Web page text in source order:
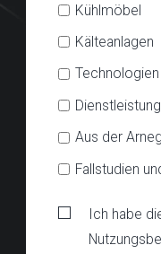
Kühlmöbel
Kälteanlagen
Technologien
Aus der
Fallstudien
Ich habe